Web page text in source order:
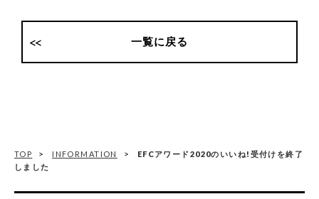
一覧に戻る
TOP INFORMATION
EFCアワード2020のいいね!受付けを終了
しました